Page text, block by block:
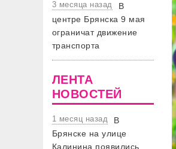
3 месяца назад
В
центре Брянска 9 мая
ограничат движение
транспорта
ЛЕНТА
НОВОСТЕЙ
1 месяц назад
В
Брянске на улице
Калинина появились